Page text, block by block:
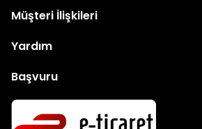
Müşteri İlişkileri
Yardım
Başvuru